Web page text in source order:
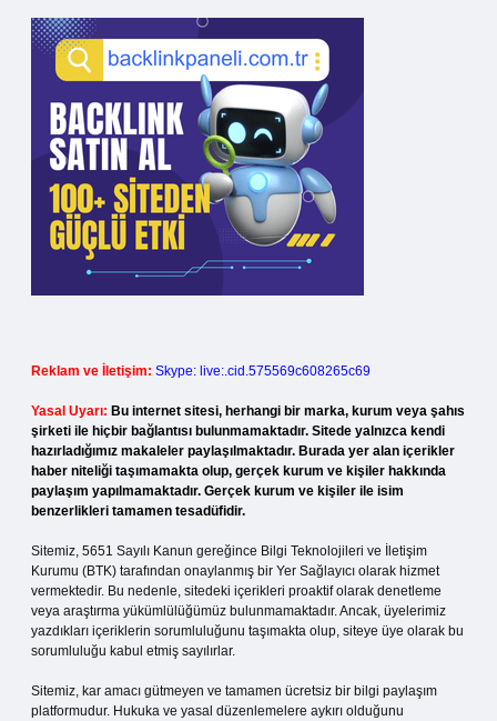
Reklam ve İletişim: Skype: live:.cid.575569c608265c69
Yasal Uyarı: Bu internet sitesi, herhangi bir marka, kurum veya şahıs
şirketi ile hiçbir bağlantısı bulunmamaktadır. Sitede yalnızca kendi
hazırladığımız makaleler paylaşılmaktadır. Burada yer alan içerikler
haber niteliği taşımamakta olup, gerçek kurum ve kişiler hakkında
paylaşım yapılmamaktadır. Gerçek kurum ve kişiler ile isim
benzerlikleri tamamen tesadüfidir.
Sitemiz, 5651 Sayılı Kanun gereğince Bilgi Teknolojileri ve İletişim
Kurumu (BTK) tarafından onaylanmış bir Yer Sağlayıcı olarak hizmet
vermektedir. Bu nedenle, sitedeki içerikleri proaktif olarak denetleme
veya araştırma yükümlülüğümüz bulunmamaktadır. Ancak, üyelerimiz
yazdıkları içeriklerin sorumluluğunu taşımakta olup, siteye üye olarak bu
sorumluluğu kabul etmiş sayılırlar.
Sitemiz, kar amacı gütmeyen ve tamamen ücretsiz bir bilgi paylaşım
platformudur. Hukuka ve yasal düzenlemelere aykırı olduğunu